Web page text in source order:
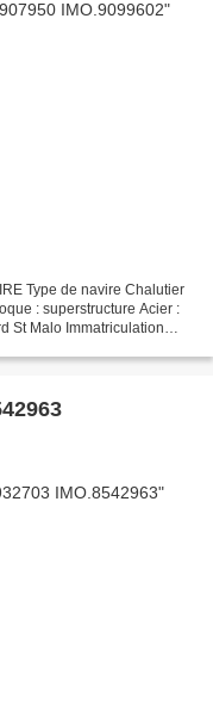
Type de navire Chalutier
: superstructure Acier :
St Malo Immatriculation
IMO.8542963